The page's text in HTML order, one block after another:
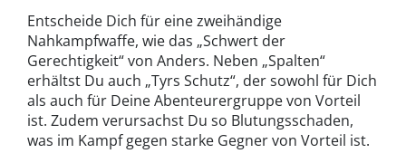
Entscheide Dich für eine zweihändige
Nahkampfwaffe, wie das „Schwert der
Gerechtigkeit“ von Anders. Neben „Spalten“
erhältst Du auch „Tyrs Schutz“, der sowohl für Dich
als auch für Deine Abenteurergruppe von Vorteil
ist. Zudem verursachst Du so Blutungsschaden,
was im Kampf gegen starke Gegner von Vorteil ist.